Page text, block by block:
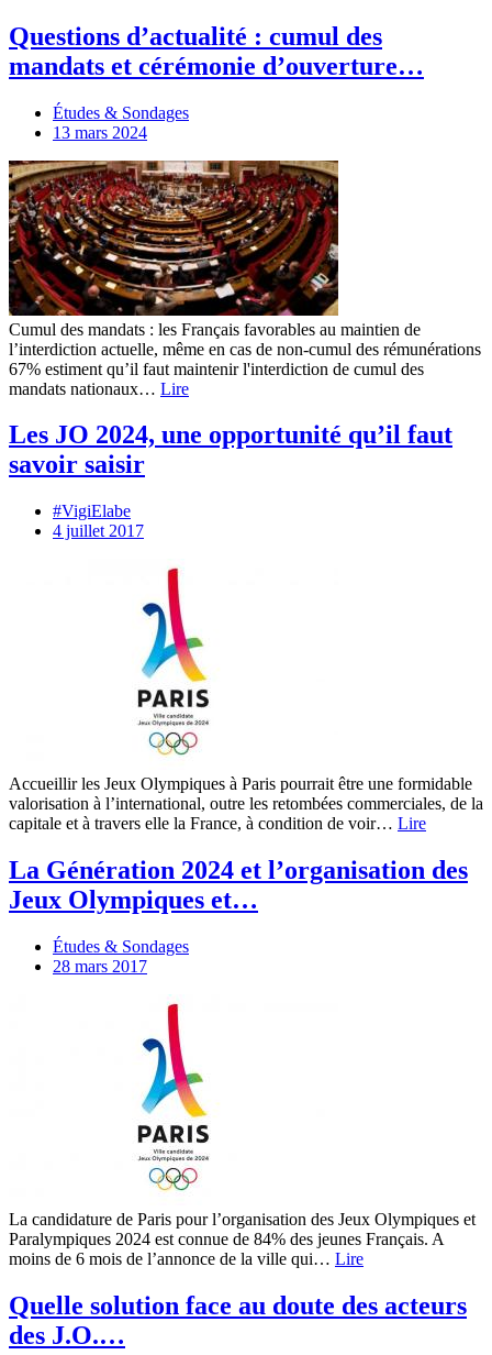
Questions d’actualité : cumul des
mandats et cérémonie d’ouverture…
Études & Sondages
13 mars 2024
Cumul des mandats : les Français favorables au maintien de
l’interdiction actuelle, même en cas de non-cumul des rémunérations
67% estiment qu’il faut maintenir l'interdiction de cumul des
mandats nationaux… Lire
Les JO 2024, une opportunité qu’il faut
savoir saisir
#VigiElabe
4 juillet 2017
Accueillir les Jeux Olympiques à Paris pourrait être une formidable
valorisation à l’international, outre les retombées commerciales, de la
capitale et à travers elle la France, à condition de voir… Lire
La Génération 2024 et l’organisation des
Jeux Olympiques et…
Études & Sondages
28 mars 2017
La candidature de Paris pour l’organisation des Jeux Olympiques et
Paralympiques 2024 est connue de 84% des jeunes Français. A
moins de 6 mois de l’annonce de la ville qui… Lire
Quelle solution face au doute des acteurs
des J.O.…